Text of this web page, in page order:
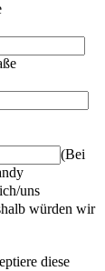
(Bei
uns
würden wir
diese